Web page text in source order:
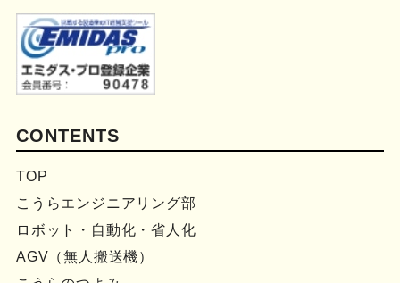
CONTENTS
TOP
こうらエンジニアリング部
ロボット・自動化・省人化
AGV（無人搬送機）